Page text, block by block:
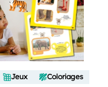
Jeux Coloriages